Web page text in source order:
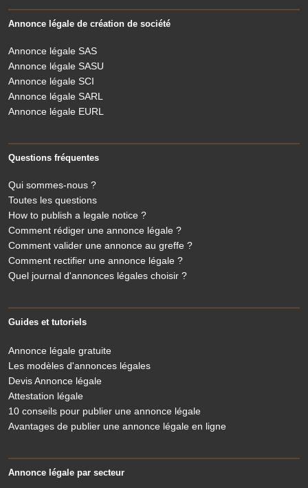
Annonce légale de création de société
Annonce légale SAS
Annonce légale SASU
Annonce légale SCI
Annonce légale SARL
Annonce légale EURL
Questions fréquentes
Qui sommes-nous ?
Toutes les questions
How to publish a legale notice ?
Comment rédiger une annonce légale ?
Comment valider une annonce au greffe ?
Comment rectifier une annonce légale ?
Quel journal d'annonces légales choisir ?
Guides et tutoriels
Annonce légale gratuite
Les modèles d'annonces légales
Devis Annonce légale
Attestation légale
10 conseils pour publier une annonce légale
Avantages de publier une annonce légale en ligne
Annonce légale par secteur